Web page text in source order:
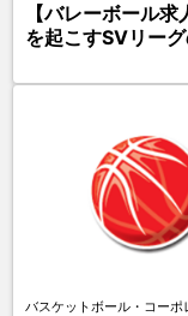
【バレーボール
を起こすSVリー
バスケットボール・コーポ